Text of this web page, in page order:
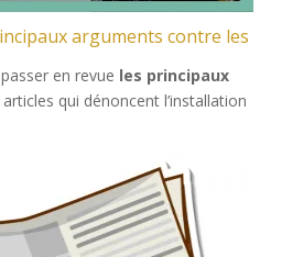
arguments contre les
en revue les principaux
qui dénoncent l’installation